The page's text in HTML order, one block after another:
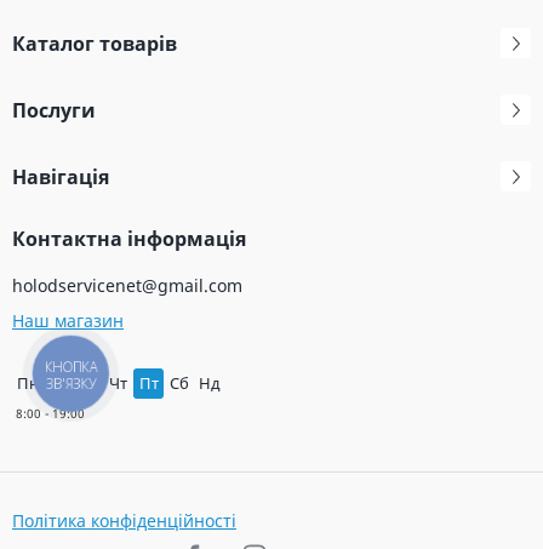
Каталог товарів
Послуги
Навігація
Контактна інформація
holodservicenet@gmail.com
Наш магазин
Пн Вт Ср Чт Пт Сб Нд
Політика конфіденційності
КНОПКА
ЗВ'ЯЗКУ